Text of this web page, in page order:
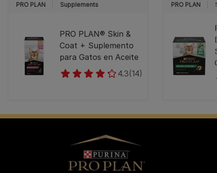
PRO PLAN Supplements
PRO PLAN® Skin &
Coat + Suplemento
para Gatos en Aceite
4.3(14)
PRO PLAN